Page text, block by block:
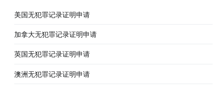
美国无犯罪记录证明申请
加拿大无犯罪记录证明申请
英国无犯罪记录证明申请
澳洲无犯罪记录证明申请